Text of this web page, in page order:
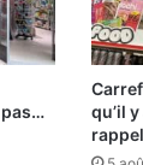
pas…
qu’il